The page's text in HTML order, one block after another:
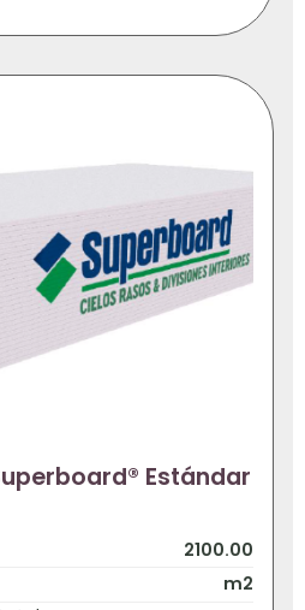
Estándar
2100.00
m2